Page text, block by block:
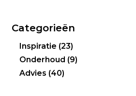
Categorieën
Inspiratie (23)
Onderhoud (9)
Advies (40)